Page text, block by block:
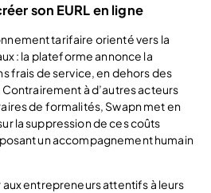
son EURL en ligne
tarifaire orienté vers la
: la plateforme annonce la
frais de service, en dehors des
à d’autres acteurs
de formalités, Swapn met en
la suppression de ces coûts
un accompagnement humain
entrepreneurs attentifs à leurs